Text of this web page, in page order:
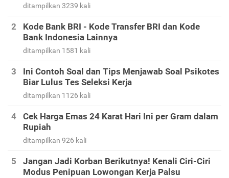
ditampilkan 3239 kali
Kode Bank BRI - Kode Transfer BRI dan Kode
Bank Indonesia Lainnya
ditampilkan 1581 kali
Ini Contoh Soal dan Tips Menjawab Soal Psikotes
Biar Lulus Tes Seleksi Kerja
ditampilkan 1126 kali
Cek Harga Emas 24 Karat Hari Ini per Gram dalam
Rupiah
ditampilkan 926 kali
Jangan Jadi Korban Berikutnya! Kenali Ciri-Ciri
Modus Penipuan Lowongan Kerja Palsu